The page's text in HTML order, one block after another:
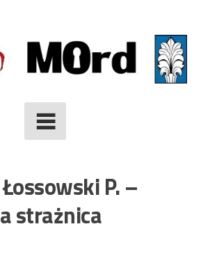
P. –
strażnica